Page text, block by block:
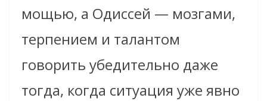
мощью, а Одиссей — мозгами,
терпением и талантом
говорить убедительно даже
тогда, когда ситуация уже явно